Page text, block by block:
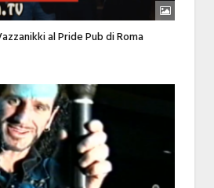
al Pride Pub di Roma